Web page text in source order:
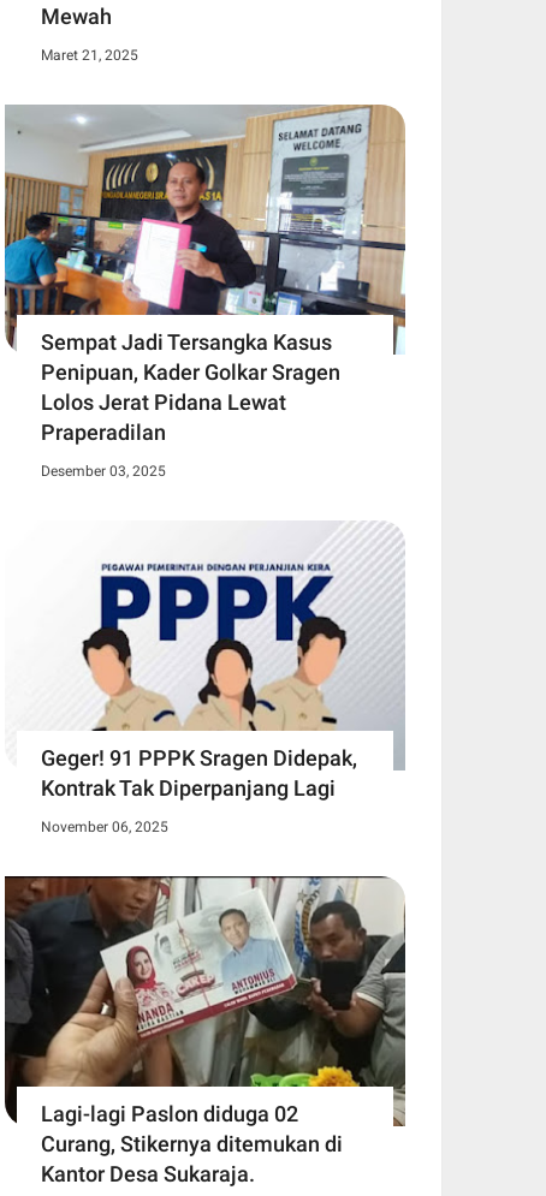
Mewah
Maret 21, 2025
Sempat Jadi Tersangka Kasus
Penipuan, Kader Golkar Sragen
Lolos Jerat Pidana Lewat
Praperadilan
Desember 03, 2025
Geger! 91 PPPK Sragen Didepak,
Kontrak Tak Diperpanjang Lagi
November 06, 2025
Lagi-lagi Paslon diduga 02
Curang, Stikernya ditemukan di
Kantor Desa Sukaraja.